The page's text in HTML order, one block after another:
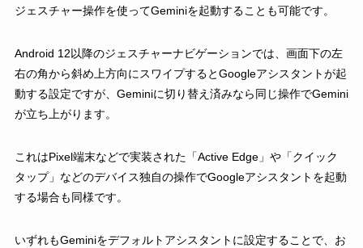
ジェスチャー操作を使ってGeminiを起動することも可能です。
Android 12以降のジェスチャーナビゲーションでは、画面下の左
右の角から斜め上方向にスワイプするとGoogleアシスタントが起
動する設定ですが、Geminiに切り替え済みなら同じ操作でGemini
が立ち上がります。
これはPixel端末などで実装された「Active Edge」や「クイック
タップ」などのデバイス独自の操作でGoogleアシスタントを起動
する場合も同様です。
いずれもGeminiをデフォルトアシスタントに設定することで、お